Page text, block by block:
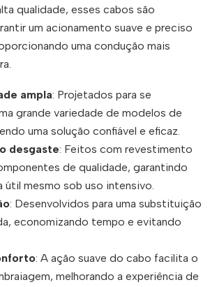
qualidade, esses cabos são
um acionamento suave e preciso
uma condução mais
ampla: Projetados para se
grande variedade de modelos de
uma solução confiável e eficaz.
desgaste: Feitos com revestimento
de qualidade, garantindo
útil mesmo sob uso intensivo.
: Desenvolvidos para uma substituição
economizando tempo e evitando
: A ação suave do cabo facilita o
melhorando a experiência de